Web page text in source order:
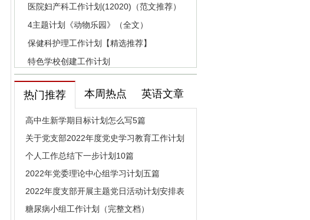
医院妇产科工作计划(12020)（范文推荐）
4主题计划《动物乐园》（全文）
保健科护理工作计划【精选推荐】
特色学校创建工作计划
热门推荐 本周热点 英语文章
高中生新学期目标计划怎么写5篇
关于党支部2022年度党史学习教育工作计划
个人工作总结下一步计划10篇
2022年党委理论中心组学习计划五篇
2022年度支部开展主题党日活动计划安排表
糖尿病小组工作计划（完整文档）